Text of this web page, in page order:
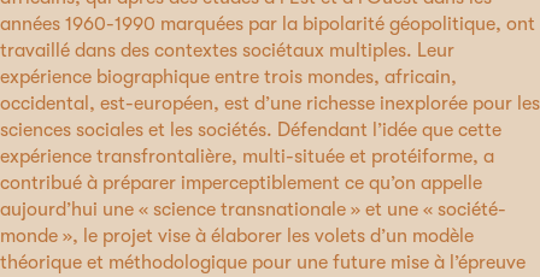
années 1960-1990 marquées par la bipolarité géopolitique, ont
travaillé dans des contextes sociétaux multiples. Leur
expérience biographique entre trois mondes, africain,
occidental, est-européen, est d’une richesse inexplorée pour les
sciences sociales et les sociétés. Défendant l’idée que cette
expérience transfrontalière, multi-située et protéiforme, a
contribué à préparer imperceptiblement ce qu’on appelle
aujourd’hui une « science transnationale » et une « société-
monde », le projet vise à élaborer les volets d’un modèle
théorique et méthodologique pour une future mise à l’épreuve